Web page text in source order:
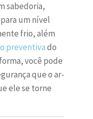
sabedoria,
um nível
frio, além
preventivado
você pode
que o ar-
ele se torne